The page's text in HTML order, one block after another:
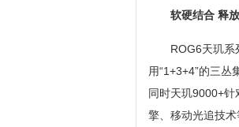
软硬结合 释
ROG6天玑
用“1+3+4”的三
同时天玑9000+针
擎、移动光追技